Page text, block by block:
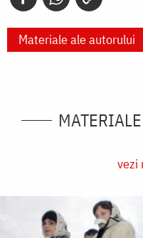
Materiale ale autorului
vezi